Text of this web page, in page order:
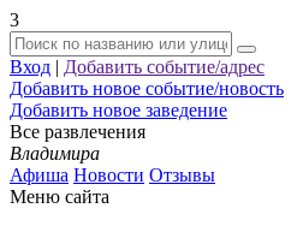
3
Вход | Добавить событие/адрес
Добавить новое событие/новость
Добавить новое заведение
Все развлечения
Владимира
Афиша Новости Отзывы
Меню сайта